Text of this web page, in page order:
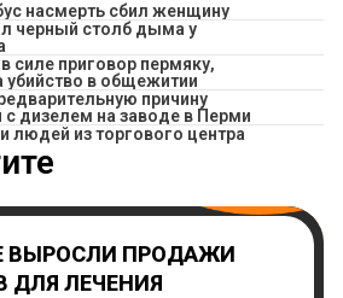
насмерть сбил женщину
черный столб дыма у
силе приговор пермяку,
убийство в общежитии
причину
с дизелем на заводе в Перми
людей из торгового центра
ВЫРОСЛИ ПРОДАЖИ
ДЛЯ ЛЕЧЕНИЯ